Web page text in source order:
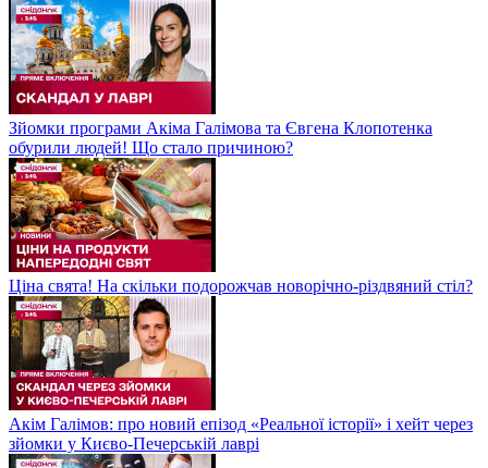
Зйомки програми Акіма Галімова та Євгена Клопотенка
обурили людей! Що стало причиною?
Ціна свята! На скільки подорожчав новорічно-різдвяний стіл?
Акім Галімов: про новий епізод «Реальної історії» і хейт через
зйомки у Києво-Печерській лаврі